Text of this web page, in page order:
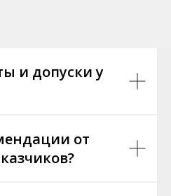
и допуски у
от